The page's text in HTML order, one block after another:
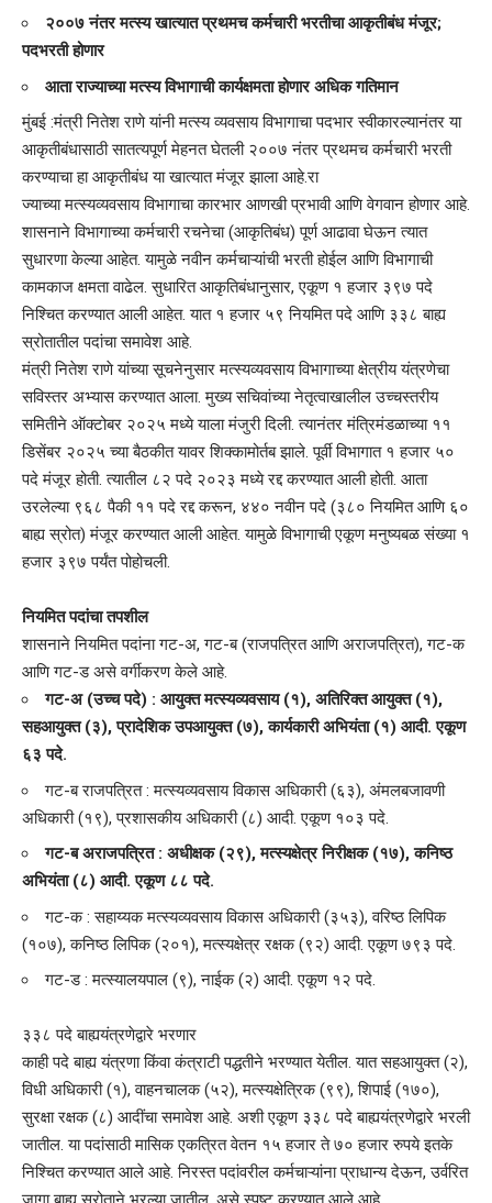
२००७ नंतर मत्स्य खात्यात प्रथमच कर्मचारी भरतीचा आकृतीबंध मंजूर;
पदभरती होणार
आता राज्याच्या मत्स्य विभागाची कार्यक्षमता होणार अधिक गतिमान
मुंबई :मंत्री नितेश राणे यांनीमत्स्य व्यवसाय विभागाचापदभार स्वीकारल्यानंतर या
आकृतीबंधासाठी सातत्यपूर्ण मेहनत घेतली २००७ नंतर प्रथमच कर्मचारी भरती
करण्याचा हा आकृतीबंध या खात्यात मंजूर झाला आहे.रा
ज्याच्या मत्स्यव्यवसाय विभागाचा कारभार आणखी प्रभावी आणि वेगवान होणार आहे.
शासनाने विभागाच्या कर्मचारी रचनेचा (आकृतिबंध) पूर्ण आढावा घेऊन त्यात
सुधारणा केल्या आहेत. यामुळे नवीन कर्मचाऱ्यांची भरती होईल आणि विभागाची
कामकाज क्षमता वाढेल. सुधारित आकृतिबंधानुसार, एकूण १ हजार ३९७ पदे
निश्चित करण्यात आली आहेत. यात १ हजार ५९ नियमित पदे आणि ३३८ बाह्य
स्रोतातील पदांचा समावेश आहे.
मंत्री नितेश राणे यांच्या सूचनेनुसार मत्स्यव्यवसाय विभागाच्या क्षेत्रीय यंत्रणेचा
सविस्तर अभ्यास करण्यात आला. मुख्य सचिवांच्या नेतृत्वाखालील उच्चस्तरीय
समितीने ऑक्टोबर २०२५ मध्ये याला मंजुरी दिली. त्यानंतर मंत्रिमंडळाच्या ११
डिसेंबर २०२५ च्या बैठकीत यावर शिक्कामोर्तब झाले. पूर्वी विभागात १ हजार ५०
पदे मंजूर होती. त्यातील ८२ पदे २०२३ मध्ये रद्द करण्यात आली होती. आता
उरलेल्या ९६८ पैकी ११ पदे रद्द करून, ४४० नवीन पदे (३८० नियमित आणि ६०
बाह्य स्रोत) मंजूर करण्यात आली आहेत. यामुळे विभागाची एकूण मनुष्यबळ संख्या १
हजार ३९७ पर्यंत पोहोचली.
नियमित पदांचा तपशील
शासनाने नियमित पदांना गट-अ, गट-ब (राजपत्रित आणि अराजपत्रित), गट-क
आणि गट-ड असे वर्गीकरण केले आहे.
गट-अ (उच्च पदे) : आयुक्त मत्स्यव्यवसाय (१), अतिरिक्त आयुक्त (१),
सहआयुक्त (३), प्रादेशिक उपआयुक्त (७), कार्यकारी अभियंता (१) आदी. एकूण
६३ पदे.
गट-ब राजपत्रित : मत्स्यव्यवसाय विकास अधिकारी (६३), अंमलबजावणी
अधिकारी (१९), प्रशासकीय अधिकारी (८) आदी. एकूण १०३ पदे.
गट-ब अराजपत्रित : अधीक्षक (२९), मत्स्यक्षेत्र निरीक्षक (१७), कनिष्ठ
अभियंता (८) आदी. एकूण ८८ पदे.
गट-क : सहाय्यक मत्स्यव्यवसाय विकास अधिकारी (३५३), वरिष्ठ लिपिक
(१०७), कनिष्ठ लिपिक (२०१), मत्स्यक्षेत्र रक्षक (९२) आदी. एकूण ७९३ पदे.
गट-ड : मत्स्यालयपाल (९), नाईक (२) आदी. एकूण १२ पदे.
३३८ पदे बाह्ययंत्रणेद्वारे भरणार
काही पदे बाह्य यंत्रणा किंवा कंत्राटी पद्धतीने भरण्यात येतील. यात सहआयुक्त (२),
विधी अधिकारी (१), वाहनचालक (५२), मत्स्यक्षेत्रिक (९९), शिपाई (१७०),
सुरक्षा रक्षक (८) आदींचा समावेश आहे. अशी एकूण ३३८ पदे बाह्ययंत्रणेद्वारे भरली
जातील. या पदांसाठी मासिक एकत्रित वेतन १५ हजार ते ७० हजार रुपये इतके
निश्चित करण्यात आले आहे. निरस्त पदांवरील कर्मचाऱ्यांना प्राधान्य देऊन, उर्वरित